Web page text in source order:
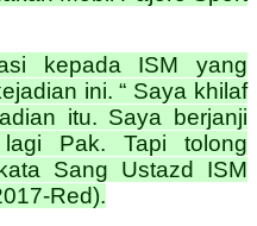
kepada ISM yang
ini. “ Saya khilaf
itu. Saya berjanji
Pak. Tapi tolong
Sang Ustazd ISM
Red).